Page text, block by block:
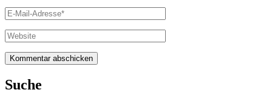
E-
Mail-
Adresse*
Website
Suche